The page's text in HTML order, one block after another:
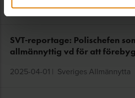
2026-03-20|Sveriges Allmännytta
SVT-reportage: Polischefen
allmännyttig vd för att
2025-04-01 | Sveriges Allmännytta